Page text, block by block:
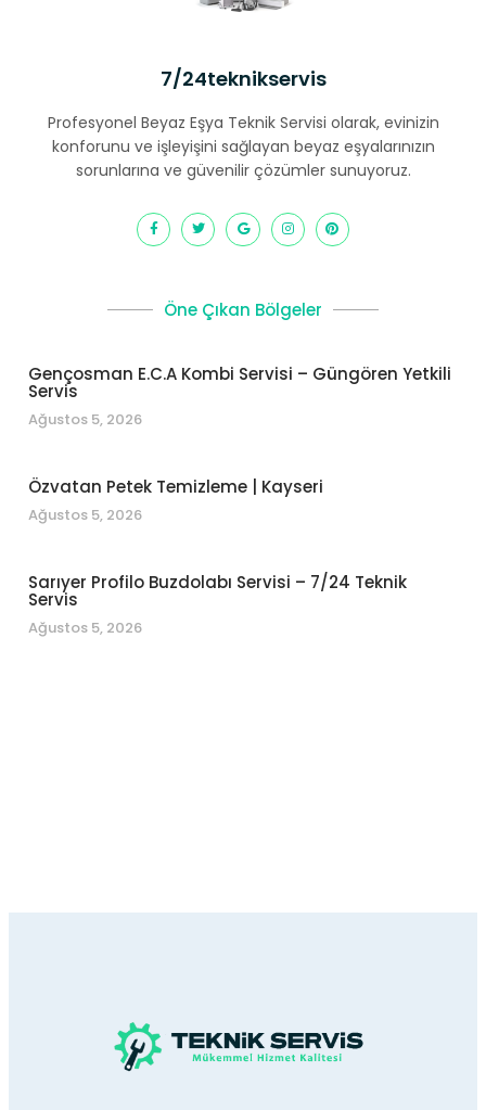
7/24teknikservis
Profesyonel Beyaz Eşya Teknik Servisi olarak, evinizin
konforunu ve işleyişini sağlayan beyaz eşyalarınızın
sorunlarına ve güvenilir çözümler sunuyoruz.
Öne Çıkan Bölgeler
Gençosman E.C.A Kombi Servisi – Güngören Yetkili
Servis
Ağustos 5, 2026
Özvatan Petek Temizleme | Kayseri
Ağustos 5, 2026
Sarıyer Profilo Buzdolabı Servisi – 7/24 Teknik
Servis
Ağustos 5, 2026